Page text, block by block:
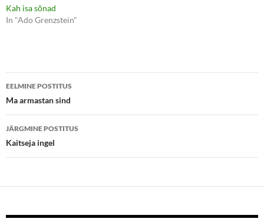
n
T
w
(
p
n
i
n
n
e
w
w
o
F
a
k
O
e
s
i
n
w
d
Kah isa sõnad
In "Ado Grenzstein"
Postituste
töölaud
EELMINE POSTITUS
Ma armastan sind
JÄRGMINE POSTITUS
Kaitseja ingel